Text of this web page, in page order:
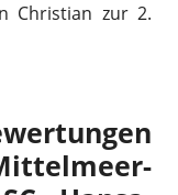
Christian zur 2.